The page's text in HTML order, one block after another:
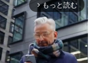
arrow_forward_ios もっと読む